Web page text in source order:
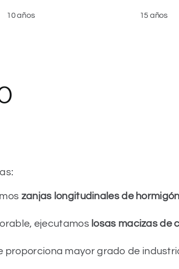
10 años 15 años
zanjas longitudinales de
ejecutamos losas macizas de
proporciona mayor grado de